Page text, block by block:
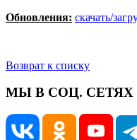
Обновления: скачать/
Возврат к списку
МЫ В СОЦ. СЕТЯХ